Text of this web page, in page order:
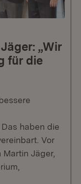
„Wir
für die
haben die
Vor
Jäger,